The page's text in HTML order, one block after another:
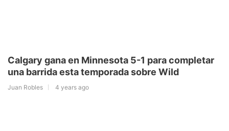
Calgary gana en Minnesota 5-1 para completar
una barrida esta temporada sobre Wild
Juan Robles 4 years ago